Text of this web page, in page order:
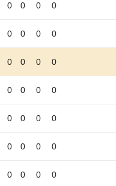
0 0 0 0
0 0 0 0
0 0 0 0
0 0 0 0
0 0 0 0
0 0 0 0
0 0 0 0